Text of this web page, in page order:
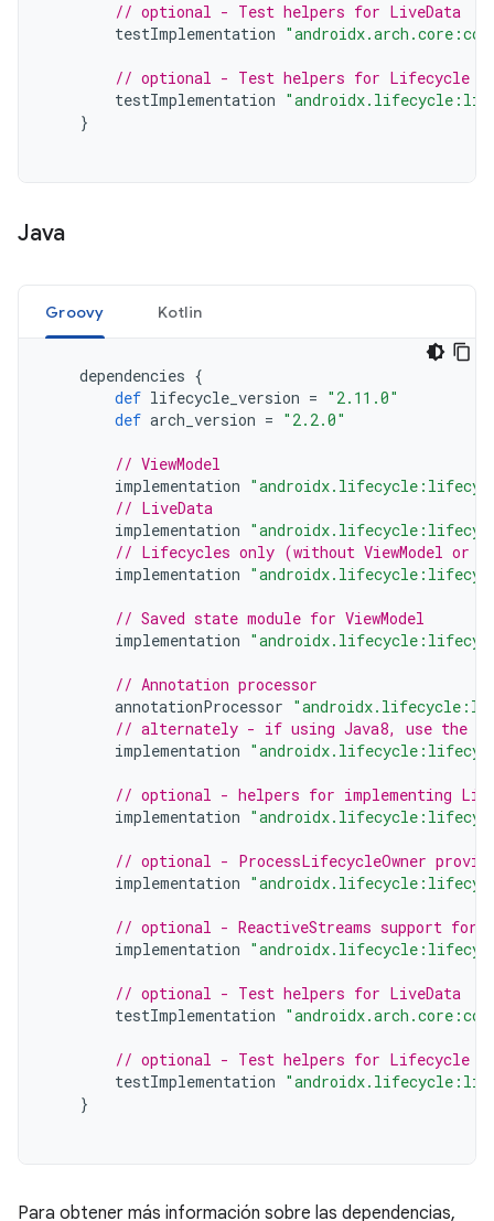
// optional - Test helpers for LiveData
testImplementation
// optional - Test helpers for Lifecycle
testImplementation
}
Java
Groovy Kotlin
dependencies {
def lifecycle_version = "2.11.0"
def arch_version = "2.2.0"
// ViewModel
implementation
// LiveData
implementation
// Lifecycles only (without ViewModel or
implementation
// Saved state module for ViewModel
implementation
// Annotation processor
annotationProcessor
// alternately - if using Java8, use the
implementation
// optional - helpers for implementing
implementation
// optional - ProcessLifecycleOwner
implementation
// optional - ReactiveStreams support for
implementation
// optional - Test helpers for LiveData
testImplementation
// optional - Test helpers for Lifecycle
testImplementation
}
Para obtener más información sobre las dependencias,